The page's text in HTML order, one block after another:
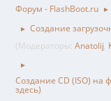
Форум - FlashBoot.ru ►
►
Создание
(Модераторы: Anatolij,
►
Создание CD (ISO) на
здесь)